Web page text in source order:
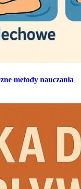
metody nauczania